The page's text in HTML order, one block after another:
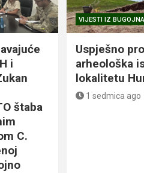
i
štaba
C.
VIJESTI IZ BUGOJNA
Uspješno
arheološka
lokalitetu
1 sedmica ago